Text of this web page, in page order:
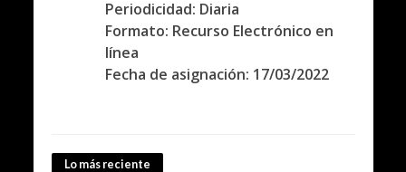
Periodicidad: Diaria
Formato: Recurso Electrónico en
línea
Fecha de asignación: 17/03/2022
Lo más reciente